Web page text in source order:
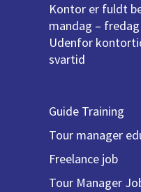
Kontor er fuldt
mandag –
Udenfor
svartid
Guide Training
Tour manager
Freelance job
Tour Manager